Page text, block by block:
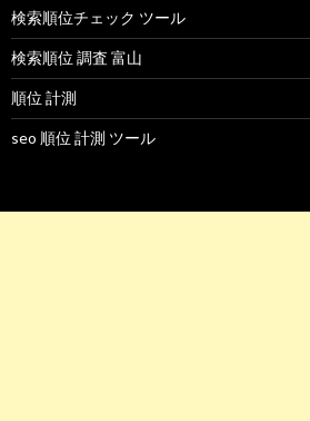
検索順位チェック ツール
検索順位 調査 富山
順位 計測
seo 順位 計測 ツール